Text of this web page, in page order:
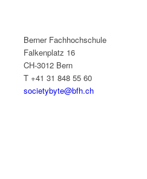
Berner Fachhochschule
Falkenplatz 16
CH-3012 Bern
T +41 31 848 55 60
societybyte@bfh.ch